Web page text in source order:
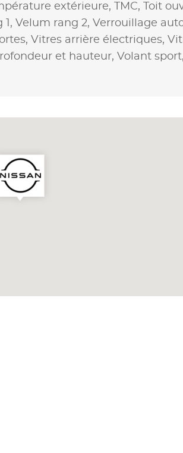
extérieure, TMC,
Toit
1, Velum rang 2, Verrouillage
Vitres arrière électriques,
et hauteur, Volant sport,